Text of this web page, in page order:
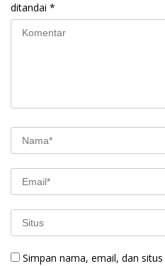
ditandai *
Simpan nama, email, dan